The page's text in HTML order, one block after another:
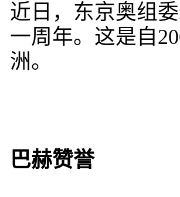
近日，东京奥组
一周年。这是自
洲。
巴赫赞誉